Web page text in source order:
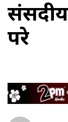
संसदीय
परे